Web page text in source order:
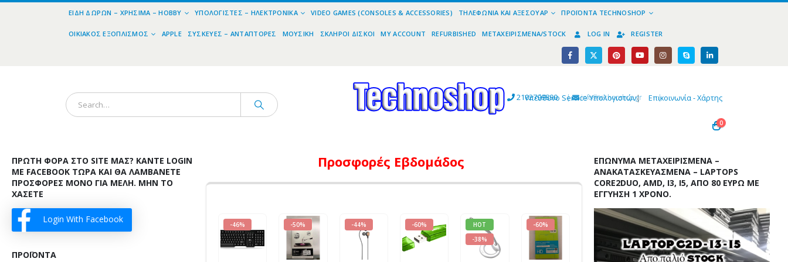
ΕΊΔΗ ΔΏΡΩΝ – ΧΡΉΣΙΜΑ – HOBBY ΥΠΟΛΟΓΙΣΤΈΣ – ΗΛΕΚΤΡΟΝΙΚΆ VIDEO GAMES (CONSOLES & ACCESSORIES) ΤΗΛΕΦΩΝΊΑ ΚΑΙ ΑΞΕΣΟΥΆΡ ΠΡΟΪΌΝΤΑ TECHNOSHOP
ΟΙΚΙΑΚΌΣ ΕΞΟΠΛΙΣΜΌΣ APPLE ΣΥΣΚΕΥΈΣ – ΑΝΤΆΠΤΟΡΕΣ ΜΟΥΣΙΚΉ ΣΚΛΗΡΟΊ ΔΊΣΚΟΙ MY ACCOUNT REFURBISHED ΜΕΤΑΧΕΙΡΙΣΜΈΝΑ/STOCK LOG IN REGISTER
2102799890 | info@technoshop,gr |
Υπεύθυνο Service Υπολογιστών| Επικοινωνία - Χάρτης
0
Προσφορές Εβδομάδος
-46% -50% -44% -60%
HOT
-38%
-60%
ΠΡΏΤΗ ΦΟΡΆ ΣΤΟ SITE ΜΑΣ? ΚΆΝΤΕ LOGIN
ΜΕ FACEBOOK ΤΏΡΑ ΚΑΙ ΘΑ ΛΑΜΒΆΝΕΤΕ
ΠΡΟΣΦΟΡΈΣ ΜΌΝΟ ΓΙΑ ΜΈΛΗ. ΜΗΝ ΤΟ
ΧΆΣΕΤΕ
Login With Facebook
ΠΡΟΪΌΝΤΑ
ΕΠΏΝΥΜΑ ΜΕΤΑΧΕΙΡΙΣΜΈΝΑ –
ΑΝΑΚΑΤΑΣΚΕΥΑΣΜΈΝΑ – LAPTOPS
CORE2DUO, AMD, I3, I5, ΑΠΌ 80 ΕΥΡΏ ΜΕ
ΕΓΓΎΗΣΗ 1 ΧΡΌΝΟ.